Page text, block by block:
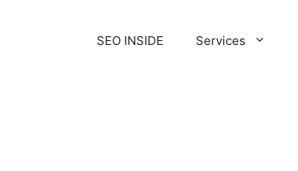
SEO INSIDE Services